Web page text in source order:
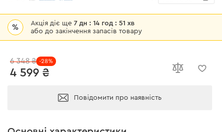
% Акція діє ще7 дн : 14 год : 51 хв
або до закінчення запасів товару
4 599 ₴
6 348 ₴ -28%
Повідомити про наявність